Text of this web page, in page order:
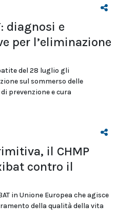
diagnosi e
per l’eliminazione
del 28 luglio gli
sul sommerso delle
prevenzione e cura
il CHMP
contro il
in Unione Europea che agisce
della qualità della vita